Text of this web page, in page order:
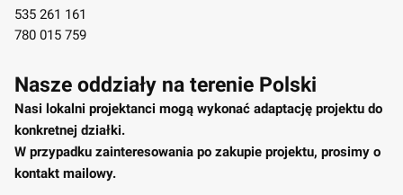
535 261 161
780 015 759
Nasze oddziały na terenie Polski
Nasi lokalni projektanci mogą wykonać adaptację projektu do
konkretnej działki.
W przypadku zainteresowania po zakupie projektu, prosimy o
kontakt mailowy.